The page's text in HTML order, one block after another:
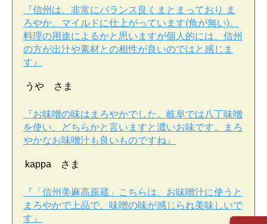
『信州は、非常にバランス良くまとまっており ま
ろやか、マイルドに仕上がっています(角が無い)。
料理の用途によるかと思いますが個人的には、信州
の方が出汁や素材との相性が良いのではと感じま
す』
うや さま
『お味噌の味はまろやかでした。岐阜では八丁味噌
を使い、どちらかと言いますと濃いお味です。まろ
やかなお味噌汁も良いものですね』
kappa さま
『「信州美麻高原蔵」こちらは、お味噌汁に使うと
まろやかで上品で、味噌の味が感じられ美味しいで
す』